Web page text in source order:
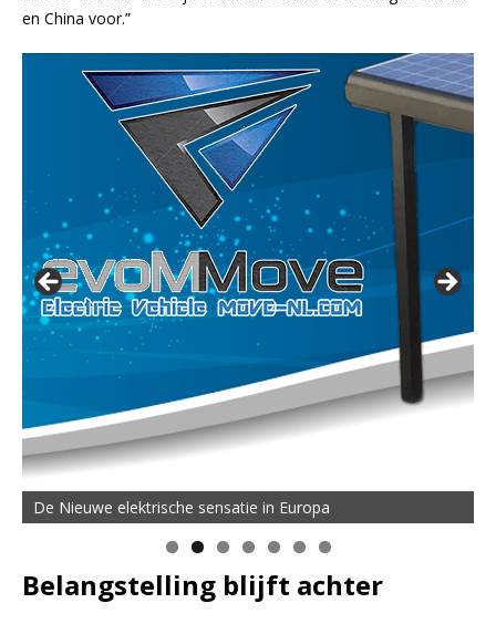
en China voor.”
De Nieuwe elektrische sensatie in Europa
Belangstelling blijft achter